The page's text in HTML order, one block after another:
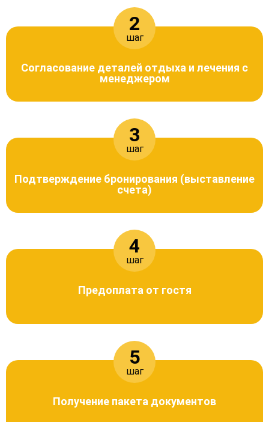
2
шаг
Согласование деталей отдыха и лечения с
менеджером
3
шаг
Подтверждение бронирования (выставление
счета)
4
шаг
Предоплата от гостя
5
шаг
Получение пакета документов